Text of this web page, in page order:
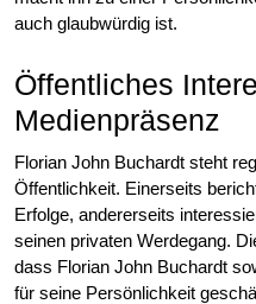
auch glaubwürdig ist.
Öffentliches
Medienpräsenz
Florian John Buchardt steht
Öffentlichkeit. Einerseits
Erfolge, andererseits
seinen privaten Werdegang.
dass Florian John Buchardt
für seine Persönlichkeit